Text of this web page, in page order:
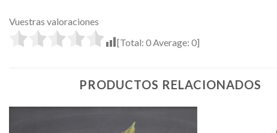
Vuestras valoraciones
[Total: 0 Average: 0]
PRODUCTOS RELACIONADOS